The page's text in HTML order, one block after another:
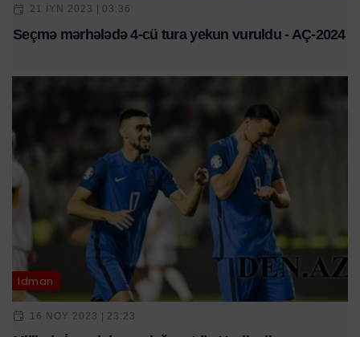
21 IYN 2023 | 03:36
Seçmə mərhələdə 4-cü tura yekun vuruldu - AÇ-2024
İdman
16 NOY 2023 | 23:23